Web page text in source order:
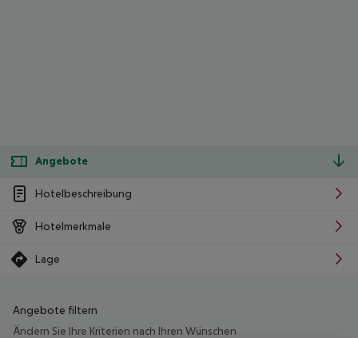
Angebote
Hotelbeschreibung
Hotelmerkmale
Lage
Angebote filtern
Ändern Sie Ihre Kriterien nach Ihren Wünschen